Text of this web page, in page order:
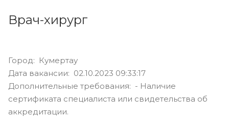
Врач-хирург
Город: Кумертау
Дата вакансии: 02.10.2023 09:33:17
Дополнительные требования: - Наличие
сертификата специалиста или свидетельства об
аккредитации.